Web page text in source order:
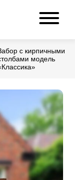
с кирпичными
модель